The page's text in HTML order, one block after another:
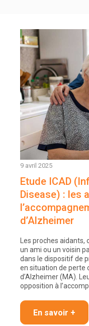
9 avril 2025
Etude ICAD
Disease) : les
d’Alzheimer
Les proches aidants,
un ami ou un voisin
dans le dispositif de
en situation de perte
d’Alzheimer (MA).
opposition à
En savoir +